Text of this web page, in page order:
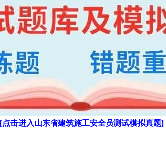
[点击进入山东省建筑施工安全员测试模拟真题]